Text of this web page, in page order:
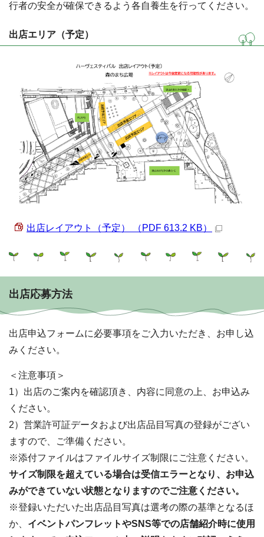
行者の安全が確保できるよう各自養生を行ってください。
出店エリア（予定）
出店レイアウト（予定） （PDF 613.2 KB）
出店応募方法
出店申込フォームに必要事項をご入力いただき、お申し込
みください。
＜注意事項＞
1）出店のご案内を確認頂き、内容に同意の上、お申込み
ください。
2）営業許可証データおよび出店品目写真の登録がござい
ますので、ご準備ください。
※添付ファイルはファイルサイズ制限にご注意ください。
サイズ制限を超えている場合は受信エラーとなり、お申込
みができていない状態となりますのでご注意ください。
※登録いただいた出店品目写真は選考の際の基準となるほ
か、 イベントパンフレットやSNS等での店舗紹介時に使用